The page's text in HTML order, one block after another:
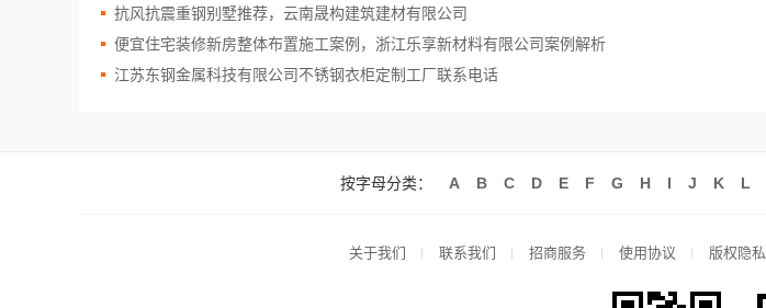
抗风抗震重钢别墅推荐，云南晟构建筑建材有限公司
便宜住宅装修新房整体布置施工案例，浙江乐享新材料有限公司案例解析
江苏东钢金属科技有限公司不锈钢衣柜定制工厂联系电话
按字母分类： A B C D E F G H I J K L
关于我们 联系我们 招商服务 使用协议 版权隐私